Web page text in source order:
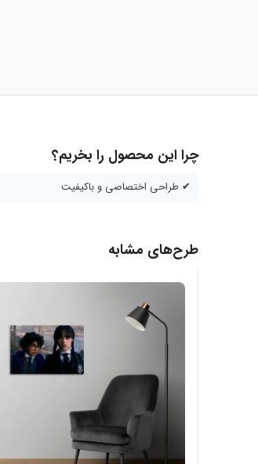
چرا این محصول را بخریم؟
✔ طراحی اختصاصی و باکیفیت
طرح‌های مشابه